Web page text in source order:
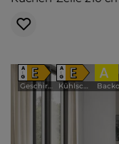
A
↑
G E
Geschirrspüler
A
↑
G E
Kühlschrank
A